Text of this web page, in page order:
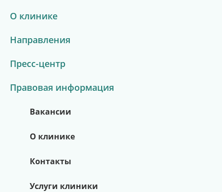
О клинике
Направления
Пресс-центр
Правовая информация
Вакансии
О клинике
Контакты
Услуги клиники